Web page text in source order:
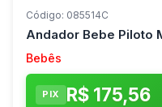
Código: 085514C
Andador Bebe Piloto
Bebês
PIX R$ 175,56